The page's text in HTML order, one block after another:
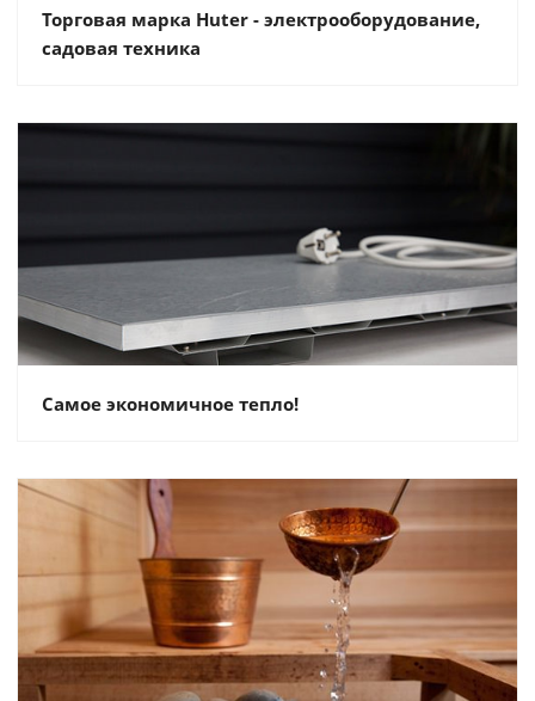
Торговая марка Huter - электрооборудование,
садовая техника
Самое экономичное тепло!